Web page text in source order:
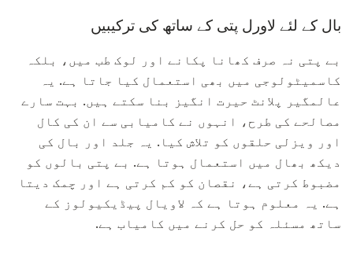
بال کے لئے لاورل پتی کے ساتھ کی ترکیبیں
بے پتی نہ صرف کھانا پکانے اور لوک طب میں، بلکہ
کاسمیٹولوجی میں بھی استعمال کیا جاتا ہے. یہ
عالمگیر پلانٹ حیرت انگیز بنا سکتے ہیں. بہت سارے
مصالحے کی طرح، انہوں نے کامیابی سے ان کی کال
اور ویزلی حلقوں کو تلاش کیا. یہ جلد اور بال کی
دیکھ بھال میں استعمال ہوتا ہے. بے پتی بالوں کو
مضبوط کرتی ہے، نقصان کو کم کرتی ہے اور چمک دیتا
ہے. یہ معلوم ہوتا ہے کہ لاویال پیڈیکیولوز کے
ساتھ مسئلہ کو حل کرنے میں کامیاب ہے.